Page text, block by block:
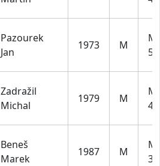
Pazourek
Jan
1973 M
Zadražil
Michal
1979 M
Beneš
Marek
1987 M